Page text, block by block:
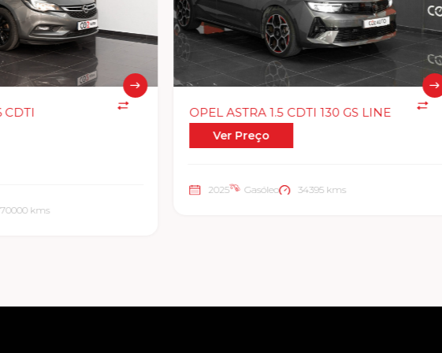
OPEL ASTRA 1.5 CDTI 130 GS LINE
Ver Preço
Gasóleo 34395 kms